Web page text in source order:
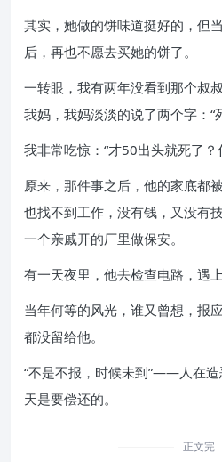
其实，她做的饼味道挺好的，但
后，再也不愿去买她的饼了。
一转眼，我有两年没看到那个叔
我妈，我妈淡淡的说了两个字：“
我非常吃惊：“才50出头就死了？
原来，那件事之后，他的家底都
也找不到工作，没有钱，又没有
一个亲戚开的厂里做保安。
有一天夜里，他去检查电路，遇
当年何等的风光，谁又曾想，报
都没留给他。
“不是不报，时候未到”——人在
天是要偿还的。
正文完